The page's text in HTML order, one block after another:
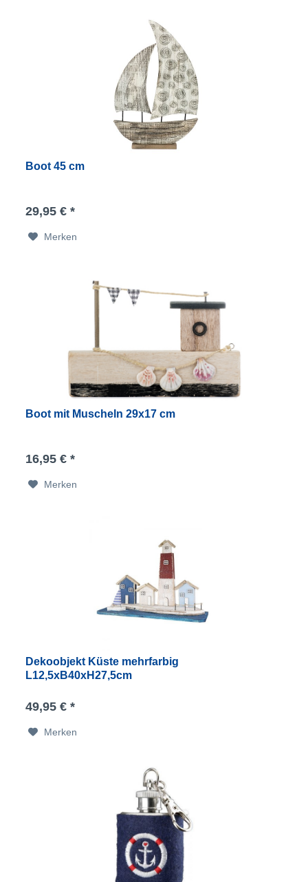
Boot 45 cm
29,95 € *
Merken
Boot mit Muscheln 29x17 cm
16,95 € *
Merken
Dekoobjekt Küste mehrfarbig
L12,5xB40xH27,5cm
49,95 € *
Merken